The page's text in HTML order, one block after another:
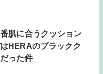
肌に合うクッション
HERAのブラックク
った件